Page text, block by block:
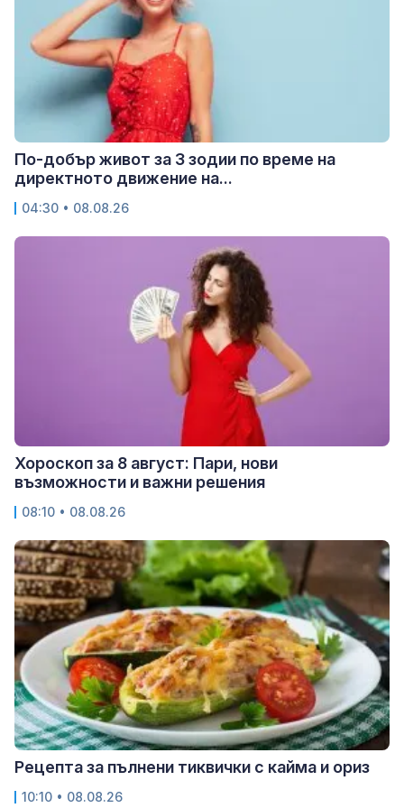
По-добър живот за 3 зодии по време на
директното движение на...
04:30 • 08.08.26
Хороскоп за 8 август: Пари, нови
възможности и важни решения
08:10 • 08.08.26
Рецепта за пълнени тиквички с кайма и ориз
10:10 • 08.08.26